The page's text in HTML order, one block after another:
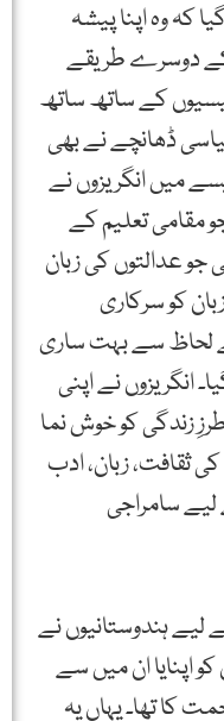
کہ وہ اپنا پیشہ
کے دوسرے طریقے
کے ساتھ ساتھ
ڈھانچے نے بھی
میں انگریزوں نے
مقامی تعلیم کے
جو عدالتوں کی زبان
کو سرکاری
لحاظ سے بہت ساری
انگریزوں نے اپنی
طرزِ زندگی کو خوش نما
ثقافت، زبان، ادب
لیے سامراجی
لیے ہندوستانیوں نے
اپنایا ان میں سے
کا تھا۔ یہاں یہ